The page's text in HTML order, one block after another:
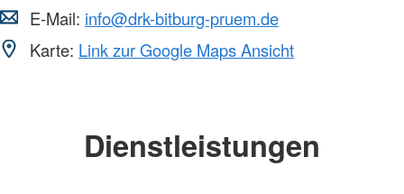
E-Mail: info@drk-bitburg-pruem.de
Karte: Link zur Google Maps Ansicht
Dienstleistungen